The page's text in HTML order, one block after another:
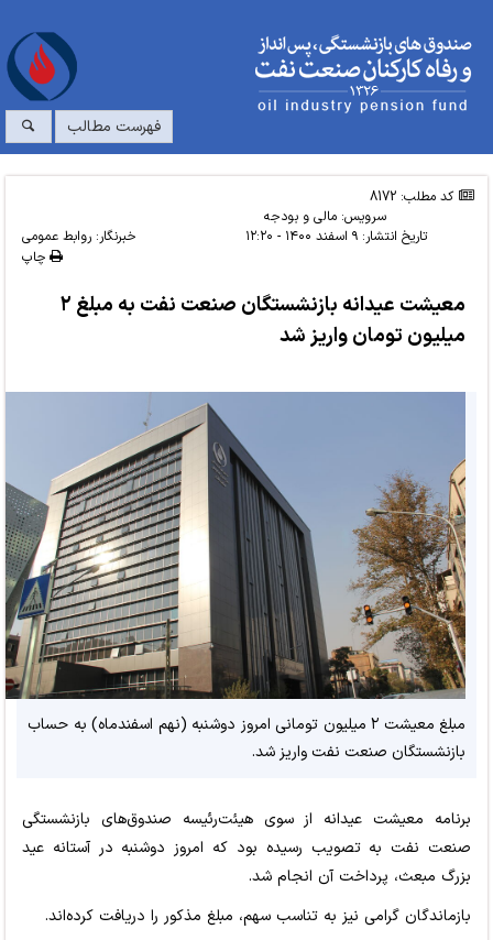
فهرست مطالب
کد مطلب: 8172
سرویس:مالی و بودجه
تاریخ انتشار:۹ اسفند ۱۴۰۰ - ۱۲:۲۰
خبرنگار: روابط عمومی
چاپ
معیشت عیدانه بازنشستگان صنعت نفت به مبلغ ۲
میلیون تومان واریز شد
مبلغ معیشت ۲ میلیون تومانی امروز دوشنبه (نهم اسفندماه) به حساب
بازنشستگان صنعت نفت واریز شد.
برنامه معیشت عیدانه از سوی هیئت‌رئیسه صندوق‌های بازنشستگی
صنعت نفت به تصویب رسیده بود که امروز دوشنبه در آستانه عید
بزرگ مبعث، پرداخت آن انجام شد.
بازماندگان گرامی نیز به تناسب سهم، مبلغ مذکور را دریافت کرده‌اند.